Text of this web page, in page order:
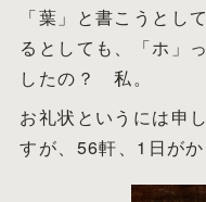
「葉」と書こうと
るとしても、「ホ」
したの？ 私。
お礼状というには申
すが、56軒、1日がか